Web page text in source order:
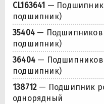
CL163641 —
подшипник)
35404—
подшипник)
36404—
подшипник)
138712 — Подшипник
однорядный